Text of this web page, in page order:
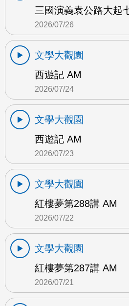
三國演義袁公路大起
2026/07/26
文學大觀園
西遊記 AM
2026/07/24
文學大觀園
西遊記 AM
2026/07/23
文學大觀園
紅樓夢第288講 AM
2026/07/22
文學大觀園
紅樓夢第287講 AM
2026/07/21